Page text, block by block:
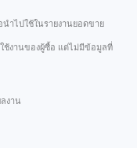
นำไปใช้ในรายงานยอดขาย
ช้งานของผู้ซื้อ แต่ไม่มีข้อมูลที่
งาน